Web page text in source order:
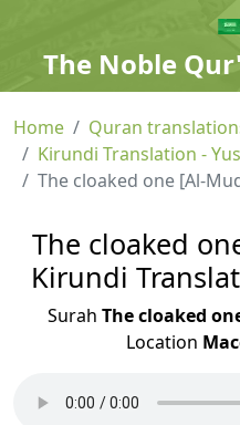
The Noble
Home
Quran
Kirundi Translation -
The cloaked one [Al-
The cloaked
Kirundi
Surah The cloaked
Location